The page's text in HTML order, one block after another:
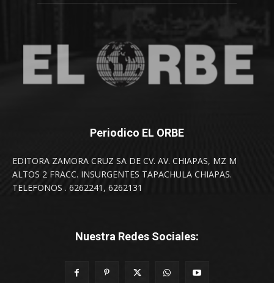
Periodico EL ORBE
EDITORA ZAMORA CRUZ SA DE CV. AV. CHIAPAS, MZ M
ALTOS 2 FRACC. INSURGENTES TAPACHULA CHIAPAS.
TELEFONOS . 6262241, 6262131
Nuestra Redes Sociales: